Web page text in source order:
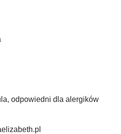
odpowiedni dla alergików